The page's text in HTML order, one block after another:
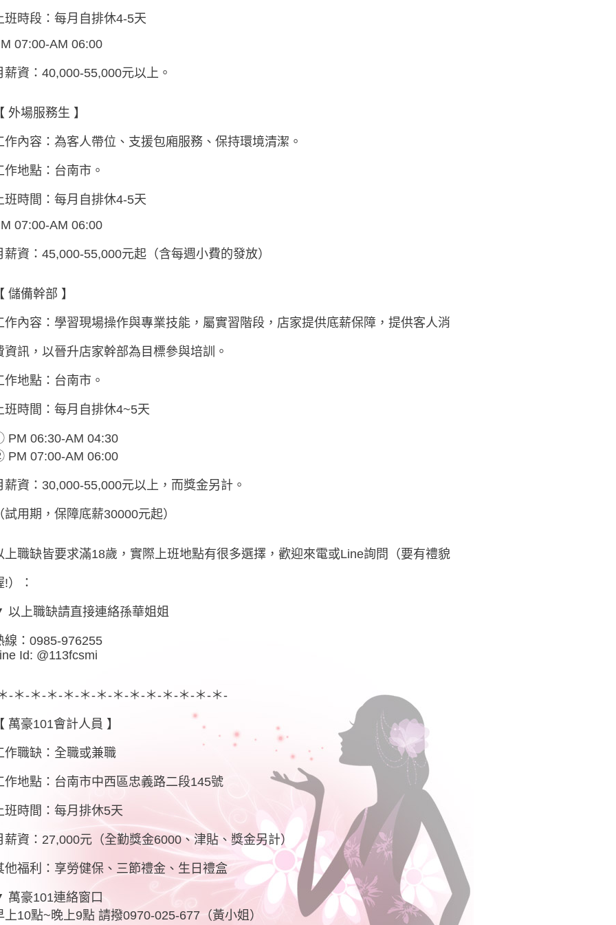
班時段：每月自排休4-5天
07:00-AM 06:00
薪資：40,000-55,000元以上。
外場服務生 】
作內容：為客人帶位、支援包廂服務、保持環境清潔。
作地點：台南市。
班時間：每月自排休4-5天
07:00-AM 06:00
薪資：45,000-55,000元起（含每週小費的發放）
儲備幹部 】
作內容：學習現場操作與專業技能，屬實習階段，店家提供底薪保障，提供客人消
資訊，以晉升店家幹部為目標參與培訓。
作地點：台南市。
班時間：每月自排休4~5天
PM 06:30-AM 04:30
PM 07:00-AM 06:00
薪資：30,000-55,000元以上，而獎金另計。
試用期，保障底薪30000元起）
上職缺皆要求滿18歲，實際上班地點有很多選擇，歡迎來電或Line詢問（要有禮貌
!）：
以上職缺請直接連絡孫華姐姐
線：0985-976255
Id: @113fcsmi
-＊-＊-＊-＊-＊-＊-＊-＊-＊-＊-＊-＊-＊-
萬豪101會計人員 】
作職缺：全職或兼職
作地點：台南市中西區忠義路二段145號
班時間：每月排休5天
薪資：27,000元（全勤獎金6000、津貼、獎金另計）
他福利：享勞健保、三節禮金、生日禮盒
萬豪101連絡窗口
上10點~晚上9點 請撥0970-025-677（黃小姐）